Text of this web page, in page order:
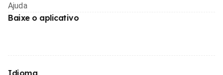
Ajuda
Baixe o aplicativo
Idioma